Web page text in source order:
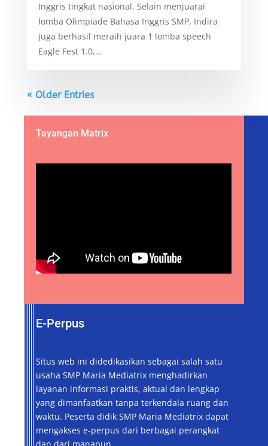
Inggris tingkat nasional. Selain menjuarai
lomba Olimpiade Bahasa Inggris SMP, Indira
juga berhasil meraih juara 1 lomba speech
Eagle Fest 1.0,...
« Older Entries
Tayangan Matrix
E-Perpus
Situs web ini didedikasikan sebagai salah satu
usaha SMP Maria Mediatrix menghadirkan
layanan informasi praktis, aktual dan lengkap
yang dimanfaatkan tanpa terkendala ruang dan
waktu. Peserta didik SMP Maria Mediatrix dapat
mengakses e-perpus dari berbagai perangkat
dan dari manapun.